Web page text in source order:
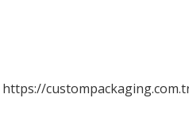
https://